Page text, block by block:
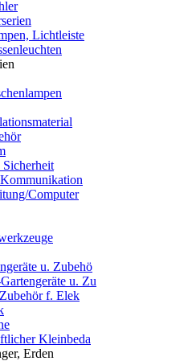
Lichtleiste
Computer
u. Zubehö
u. Zu
f. Elek
Kleinbeda
Erden